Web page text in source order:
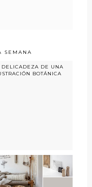
SEMANA
DELICADEZA DE UNA
BOTÁNICA